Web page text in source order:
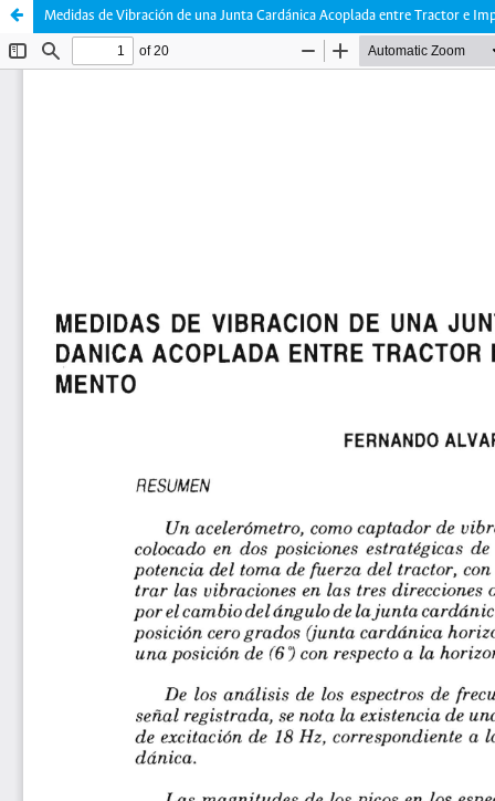
Medidas de Vibración de una Junta Cardánica Acoplada entre Tractor e